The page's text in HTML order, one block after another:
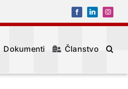
FacebookLinkedIn
Dokumenti Članstvo